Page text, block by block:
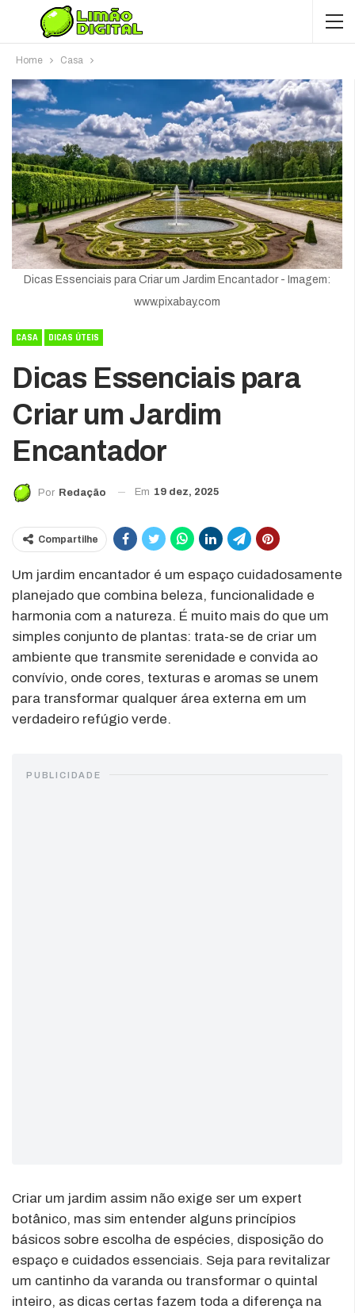
Home Casa
Dicas Essenciais para Criar um Jardim Encantador - Imagem:
www.pixabay.com
CASA DICAS ÚTEIS
Dicas Essenciais para
Criar um Jardim
Encantador
Por Redação Em 19 dez, 2025
Compartilhe
Um jardim encantador é um espaço cuidadosamente
planejado que combina beleza, funcionalidade e
harmonia com a natureza. É muito mais do que um
simples conjunto de plantas: trata-se de criar um
ambiente que transmite serenidade e convida ao
convívio, onde cores, texturas e aromas se unem
para transformar qualquer área externa em um
verdadeiro refúgio verde.
PUBLICIDADE
Criar um jardim assim não exige ser um expert
botânico, mas sim entender alguns princípios
básicos sobre escolha de espécies, disposição do
espaço e cuidados essenciais. Seja para revitalizar
um cantinho da varanda ou transformar o quintal
inteiro, as dicas certas fazem toda a diferença na